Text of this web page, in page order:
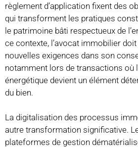
règlement d’application fixent des
qui transforment les pratiques
le patrimoine bâti respectueux de
ce contexte, l’avocat immobilier
nouvelles exigences dans son
notamment lors de transactions où
énergétique devient un élément
du bien.
La digitalisation des processus
autre transformation significative.
plateformes de gestion